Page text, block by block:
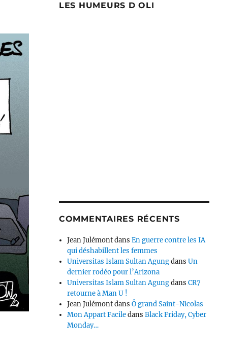
LES HUMEURS D OLI
COMMENTAIRES RÉCENTS
Jean JulémontdansEn guerre contre les IA
qui déshabillent les femmes
Universitas Islam Sultan AgungdansUn
dernier rodéo pour l’Arizona
Universitas Islam Sultan AgungdansCR7
retourne à Man U !
Jean JulémontdansÔ grand Saint-Nicolas
Mon Appart FaciledansBlack Friday, Cyber
Monday…